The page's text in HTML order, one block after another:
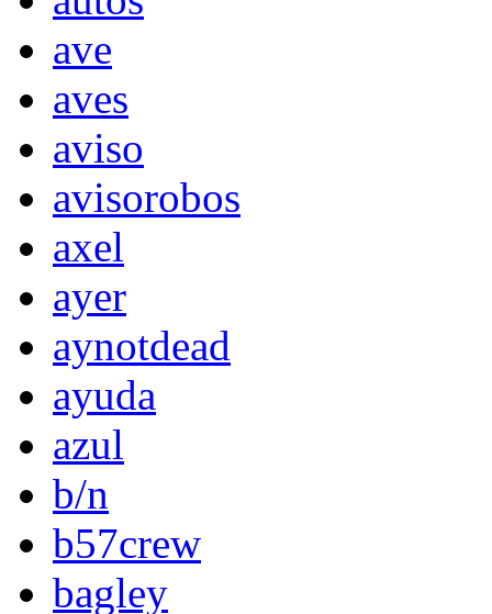
ave
aves
aviso
avisorobos
axel
ayer
aynotdead
ayuda
azul
b/n
b57crew
bagley